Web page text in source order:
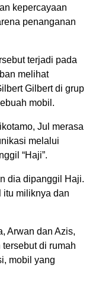
kepercayaan
penanganan
terjadi pada
melihat
Gilbert di grup
mobil.
Jul merasa
melalui
“Haji”.
dia dipanggil Haji.
itu miliknya dan
Arwan dan Azis,
di rumah
mobil yang